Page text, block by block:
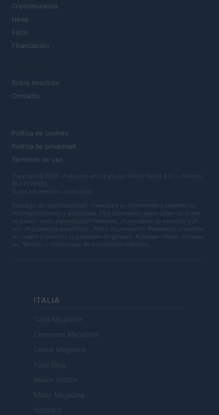
Criptomonedas
News
Fisco
Financiación
Sobre nosotros
Contacto
Política de cookies
Política de privacidad
Términos de uso
Copyright © 2026 · Publicado en España por AdHub Media S.r.l. — Número
REA 2729933
Todos los derechos reservados
Descargo de responsabilidad: Finanzas24 se compromete a mantener su
información precisa y actualizada. Esta información puede diferir de lo que
ve cuando visita una institución financiera, un proveedor de servicios o un
sitio de productos específicos. Todos los productos financieros, productos
de compra y servicios se presentan sin garantía. Al evaluar ofertas, consulte
los Términos y Condiciones de la institución financiera.
ITALIA
Casa Magazine
Cineverse Magazine
Donne Magazine
Food Blog
Milano Notizie
Motor Magazine
Notizie.it